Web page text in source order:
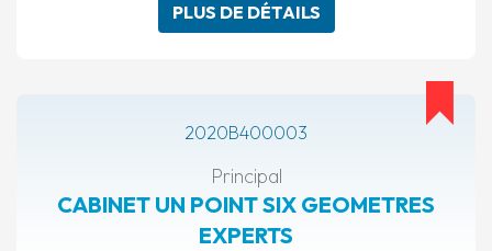
PLUS DE DÉTAILS
2020B400003
Principal
CABINET UN POINT SIX GEOMETRES
EXPERTS